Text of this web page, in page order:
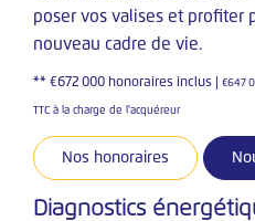
poser vos valises et profiter
nouveau cadre de vie.
** €672 000 honoraires inclus €647
TTC à la charge de l'acquéreur
Nos honoraires
Diagnostics